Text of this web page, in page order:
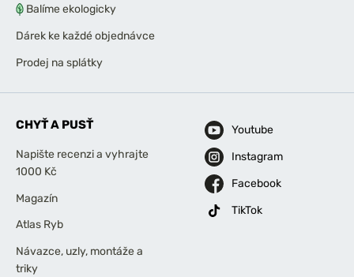
Balíme ekologicky
Dárek ke každé objednávce
Prodej na splátky
CHYŤ A PUSŤ
Napište recenzi a vyhrajte
1000 Kč
Magazín
Atlas Ryb
Návazce, uzly, montáže a
triky
Youtube
Instagram
Facebook
TikTok